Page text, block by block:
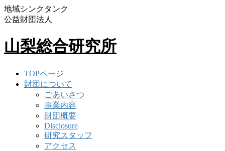
地域シンクタンク
公益財団法人
山梨総合研究所
TOPページ
財団について
ごあいさつ
事業内容
財団概要
Disclosure
研究スタッフ
アクセス